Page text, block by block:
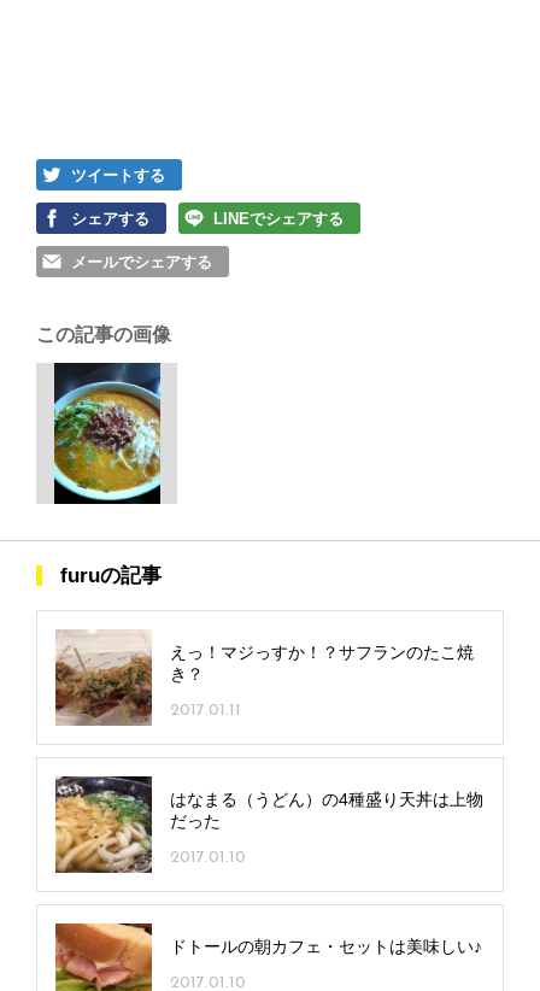
ツイートする
シェアする LINEでシェアする
メールでシェアする
この記事の画像
furuの記事
えっ！マジっすか！？サフランのたこ焼
き？
2017.01.11
はなまる（うどん）の4種盛り天丼は上物
だった
2017.01.10
ドトールの朝カフェ・セットは美味しい♪
2017.01.10